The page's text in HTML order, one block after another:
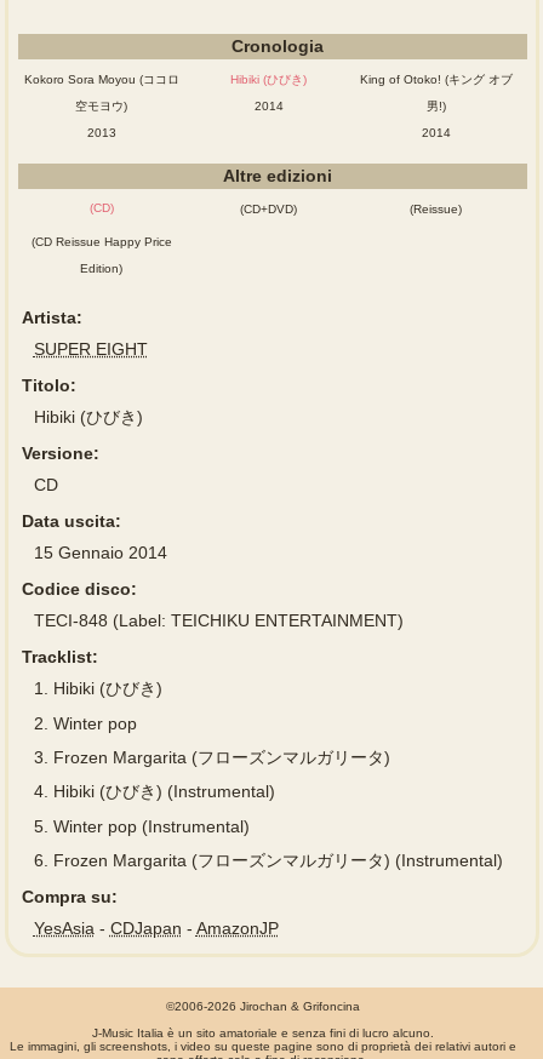
Cronologia
Kokoro Sora Moyou (ココロ
空モヨウ)
2013
Hibiki (ひびき)
2014
King of Otoko! (キング オブ
男!)
2014
Altre edizioni
(CD) (CD+DVD) (Reissue)
(CD Reissue Happy Price
Edition)
Artista:
SUPER EIGHT
Titolo:
Hibiki (ひびき)
Versione:
CD
Data uscita:
15 Gennaio 2014
Codice disco:
TECI-848 (Label: TEICHIKU ENTERTAINMENT)
Tracklist:
1.
Hibiki (ひびき)
2. Winter pop
3.
Frozen Margarita (フローズンマルガリータ)
4. Hibiki (ひびき) (Instrumental)
5. Winter pop (Instrumental)
6.
Frozen Margarita (フローズンマルガリータ) (Instrumental)
Compra su:
YesAsia - CDJapan - AmazonJP
©2006-2026 Jirochan & Grifoncina
J-Music Italia è un sito amatoriale e senza fini di lucro alcuno.
Le immagini, gli screenshots, i video su queste pagine sono di proprietà dei relativi autori e